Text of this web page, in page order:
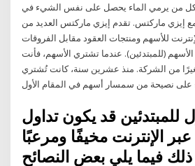
كل من يرمي الماء يحصل على نفس الشيء في
إيزي ماركتس. تقدم إيزي ماركتس العديد من
للأسهم ومنتجات العقود مقابل الفروقات
الأسهم (للمبتدئين). عندما تشتري الأسهم، فأنت
من الشركة. منذ عشرين سنة، كانت تُشتري
للمبتدئين قد يكون تداول
الإنترنت مخيفًا ومرعبًا
ذلك فيما يلي بعض النصائح